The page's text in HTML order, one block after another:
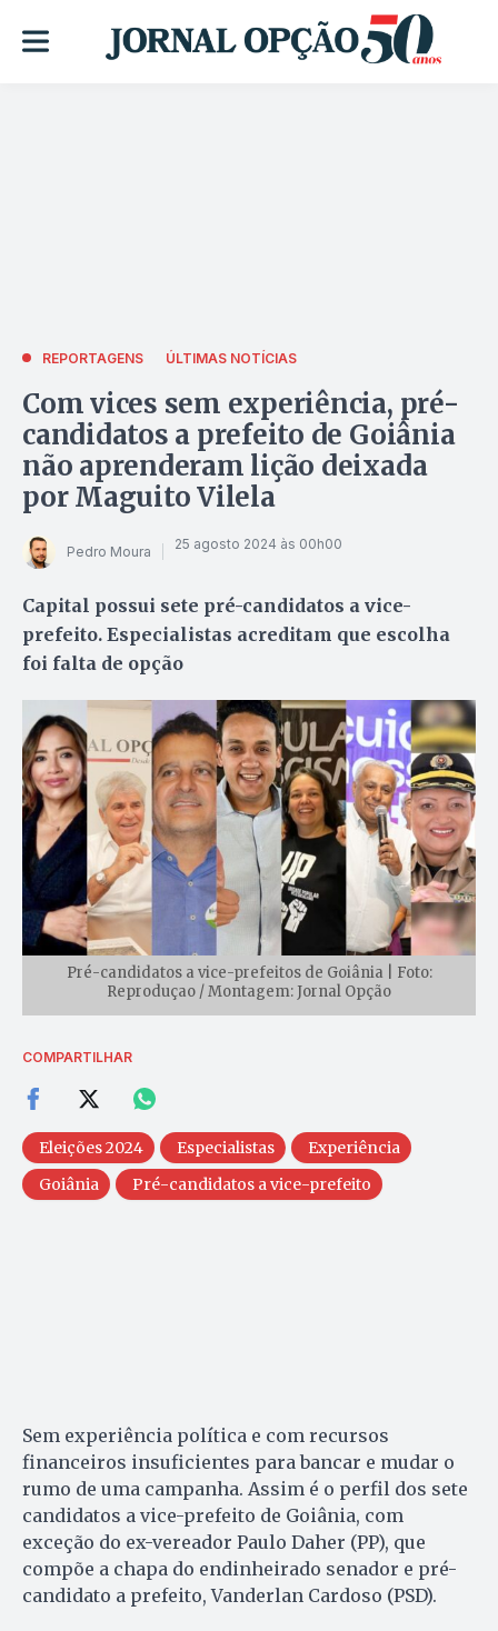
REPORTAGENS ÚLTIMAS NOTÍCIAS
Com vices sem experiência, pré-
candidatos a prefeito de Goiânia
não aprenderam lição deixada
por Maguito Vilela
Pedro Moura 25 agosto 2024 às 00h00
Capital possui sete pré-candidatos a vice-
prefeito. Especialistas acreditam que escolha
foi falta de opção
Pré-candidatos a vice-prefeitos de Goiânia | Foto:
Reproduçao / Montagem: Jornal Opção
COMPARTILHAR
Eleições 2024 Especialistas
Experiência
Goiânia
Pré-candidatos a vice-prefeito
Sem experiência política e com recursos
financeiros insuficientes para bancar e mudar o
rumo de uma campanha. Assim é o perfil dos sete
candidatos a vice-prefeito de Goiânia, com
exceção do ex-vereador Paulo Daher (PP), que
compõe a chapa do endinheirado senador e pré-
candidato a prefeito, Vanderlan Cardoso (PSD).